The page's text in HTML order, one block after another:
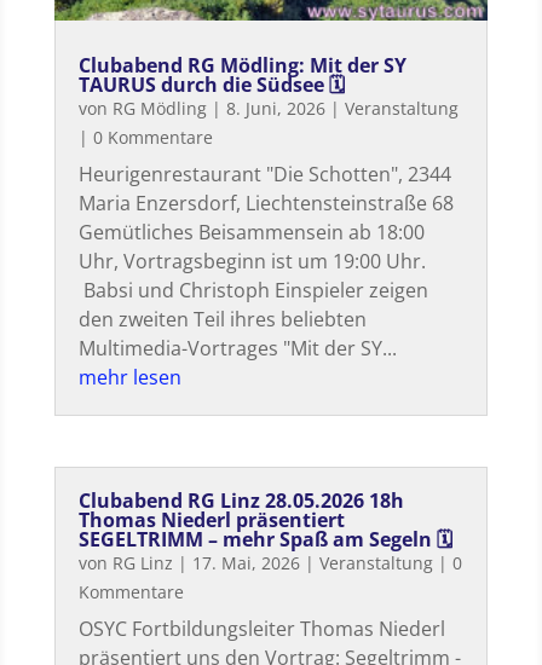
Clubabend RG Mödling: Mit der SY
TAURUS durch die Südsee 🗓
von RG Mödling| 8. Juni, 2026| Veranstaltung
| 0 Kommentare
Heurigenrestaurant "Die Schotten", 2344
Maria Enzersdorf, Liechtensteinstraße 68
Gemütliches Beisammensein ab 18:00
Uhr, Vortragsbeginn ist um 19:00 Uhr.
Babsi und Christoph Einspieler zeigen
den zweiten Teil ihres beliebten
Multimedia-Vortrages "Mit der SY...
mehr lesen
Clubabend RG Linz 28.05.2026 18h
Thomas Niederl präsentiert
SEGELTRIMM – mehr Spaß am Segeln 🗓
von RG Linz | 17. Mai, 2026| Veranstaltung| 0
Kommentare
OSYC Fortbildungsleiter Thomas Niederl
präsentiert uns den Vortrag: Segeltrimm -